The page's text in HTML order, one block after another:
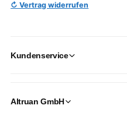
↻ Vertrag widerrufen
Kundenservice
Altruan GmbH